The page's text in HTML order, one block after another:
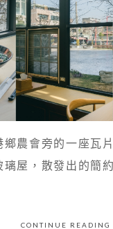
鄉農會旁的一座瓦
璃屋，散發出的簡
CONTINUE READING